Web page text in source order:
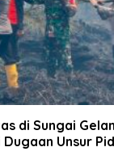
di Sungai
Unsur